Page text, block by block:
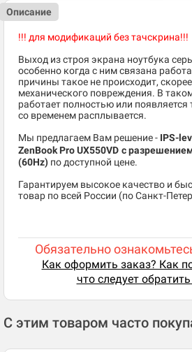
Описание
!!! для модификаций без тачскрина!!!
Выход из строя экрана ноутбука
особенно когда с ним связана
причины такое не происходит,
механического повреждения. В
работает полностью или появляется
со временем расплывается.
Мы предлагаем Вам решение - IPS-
ZenBook Pro UX550VD c
(60Hz) по доступной цене.
Гарантируем высокое качество и
товар по всей России (по Санкт-
Обязательно
Как оформить заказ? Как
что следует
С этим товаром часто